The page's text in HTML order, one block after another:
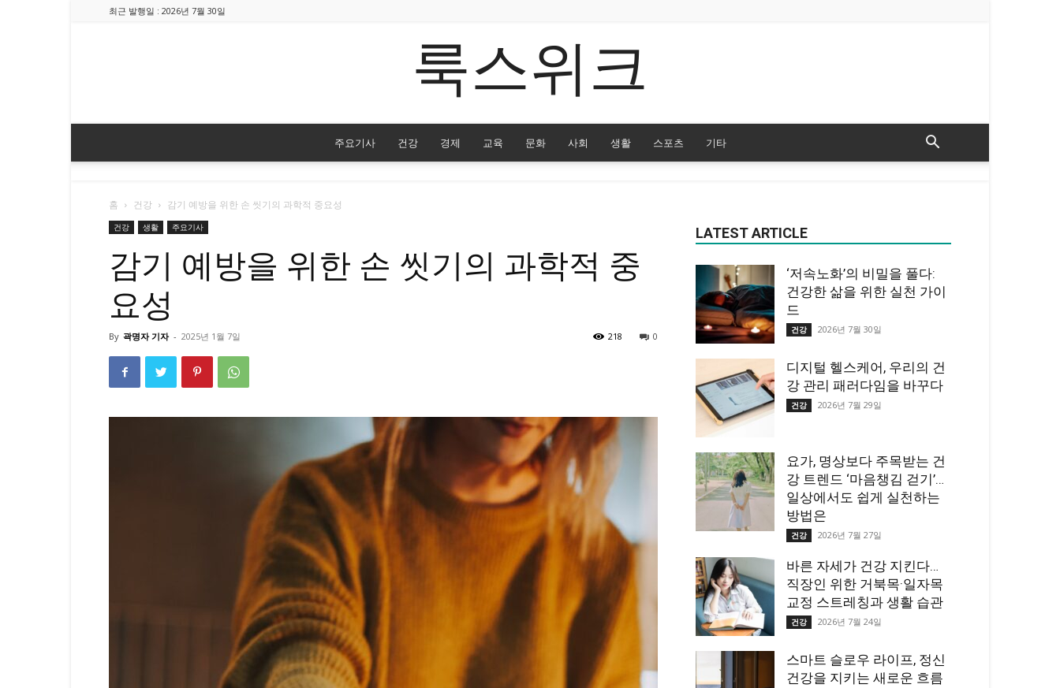
최근 발행일 : 2026년 7월 30일
룩스위크
주요기사 건강 경제 교육 문화 사회 생활 스포츠 기타
홈 건강 감기 예방을 위한 손 씻기의 과학적 중요성
건강 생활 주요기사
감기 예방을 위한 손 씻기의 과학적 중
요성
By 곽명자 기자 - 2025년 1월 7일 0
218
LATEST ARTICLE
‘저속노화’의 비밀을 풀다:
건강한 삶을 위한 실천 가이
드
건강 2026년 7월 30일
디지털 헬스케어, 우리의 건
강 관리 패러다임을 바꾸다
건강 2026년 7월 29일
요가, 명상보다 주목받는 건
강 트렌드 ‘마음챙김 걷기’…
일상에서도 쉽게 실천하는
방법은
건강 2026년 7월 27일
바른 자세가 건강 지킨다…
직장인 위한 거북목·일자목
교정 스트레칭과 생활 습관
건강 2026년 7월 24일
스마트 슬로우 라이프, 정신
건강을 지키는 새로운 흐름